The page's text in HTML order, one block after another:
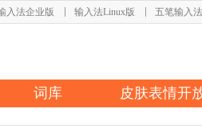
入法企业版 输入法Linux版 五笔输入法
词库 皮肤表情开